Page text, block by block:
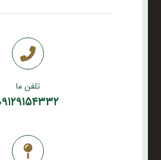
تلفن ما